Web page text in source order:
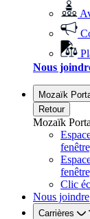
Nous
Mozaïk
Retour
Mozaïk
Clic
Nous joindre
Carrières